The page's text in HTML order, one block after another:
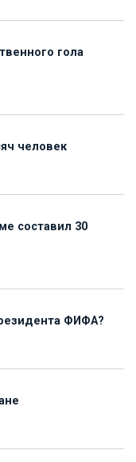
гола
человек
составил 30
ФИФА?